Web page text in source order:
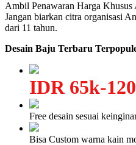
Ambil Penawaran Harga Khusus
Jangan biarkan citra organisasi
dari 11 tahun.
Desain Baju Terbaru
IDR 65k-
Free desain sesuai
Bisa Custom warna kain